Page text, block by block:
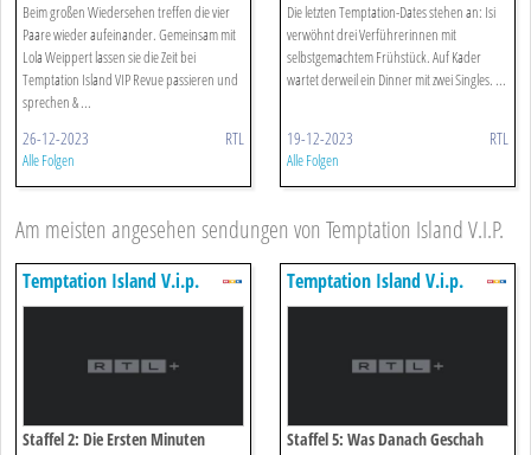
Beim großen Wiedersehen treffen die vier
Paare wieder aufeinander. Gemeinsam mit
Lola Weippert lassen sie die Zeit bei
Temptation Island VIP Revue passieren und
sprechen & ...
26-12-2023 RTL
Alle Folgen
Die letzten Temptation-Dates stehen an: Isi
verwöhnt drei Verführerinnen mit
selbstgemachtem Frühstück. Auf Kader
wartet derweil ein Dinner mit zwei Singles. ...
19-12-2023 RTL
Alle Folgen
Am meisten angesehen sendungen von Temptation Island V.I.P.
Temptation Island V.i.p.
Staffel 2: Die Ersten Minuten
Temptation Island V.i.p.
Staffel 5: Was Danach Geschah